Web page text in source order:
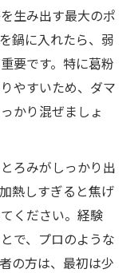
生み出す最大のポ
鍋に入れたら、弱
要です。特に葛粉
やすいため、ダマ
かり混ぜましょ
ろみがしっかり出
熱しすぎると焦げ
ください。経験
で、プロのような
の方は、最初は少